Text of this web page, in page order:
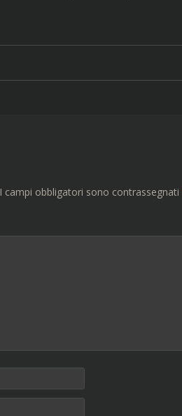
I campi obbligatori sono contrassegnati